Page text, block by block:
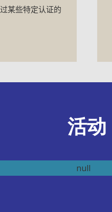
某些特定认证的
活动